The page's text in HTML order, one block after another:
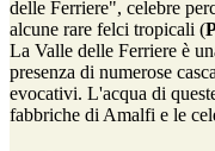
delle Ferriere", celebre
alcune rare felci tropicali (
La Valle delle Ferriere è
presenza di numerose
evocativi. L'acqua di
fabbriche di Amalfi e le